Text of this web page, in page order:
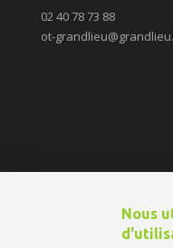
02 40 78 73 88
ot-
© 2026 Office de Tourisme de
Nous